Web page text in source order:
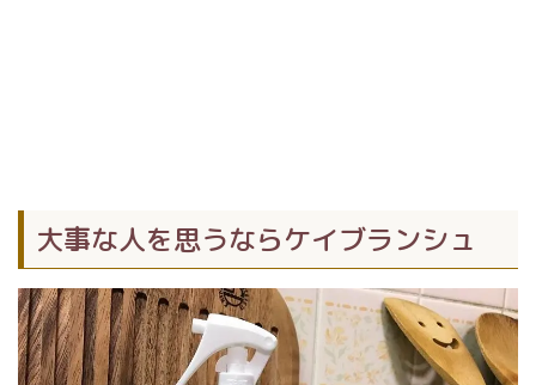
大事な人を思うならケイブランシュ